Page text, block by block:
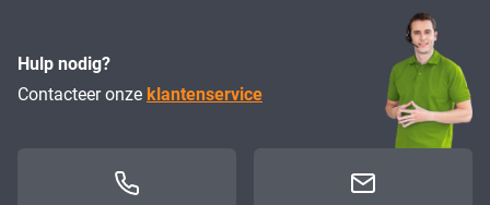
Hulp nodig?
Contacteer onze klantenservice